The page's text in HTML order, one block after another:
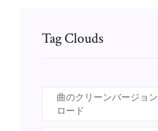
Tag Clouds
曲のクリーンバージョ
ロード